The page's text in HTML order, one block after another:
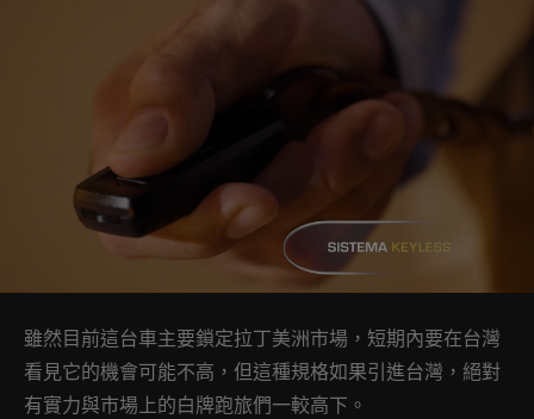
雖然目前這台車主要鎖定拉丁美洲市場，短期內要在台灣
看見它的機會可能不高，但這種規格如果引進台灣，絕對
有實力與市場上的白牌跑旅們一較高下。